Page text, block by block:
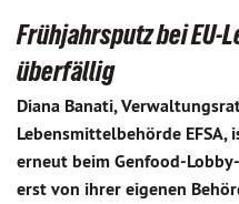
Frühjahrsputz bei
überfällig
Diana Banati,
Lebensmittelbehörde
erneut beim Genfood-
erst von ihrer eigenen